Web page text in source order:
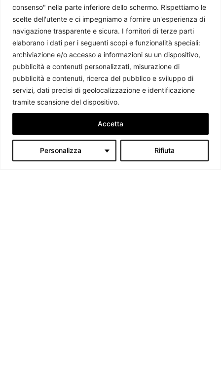
consenso" nella parte inferiore dello schermo. Rispettiamo le
scelte dell'utente e ci impegniamo a fornire un'esperienza di
navigazione trasparente e sicura. I fornitori di terze parti
elaborano i dati per i seguenti scopi e funzionalità speciali:
archiviazione e/o accesso a informazioni su un dispositivo,
pubblicità e contenuti personalizzati, misurazione di
pubblicità e contenuti, ricerca del pubblico e sviluppo di
servizi, dati precisi di geolocalizzazione e identificazione
tramite scansione del dispositivo.
Personalizza Rifiuta
Accetta
L’Indice di Corruzione 2024 rivela un’America Latina in
crisi
Ildebrando Ceolin 11 Aprile 2025